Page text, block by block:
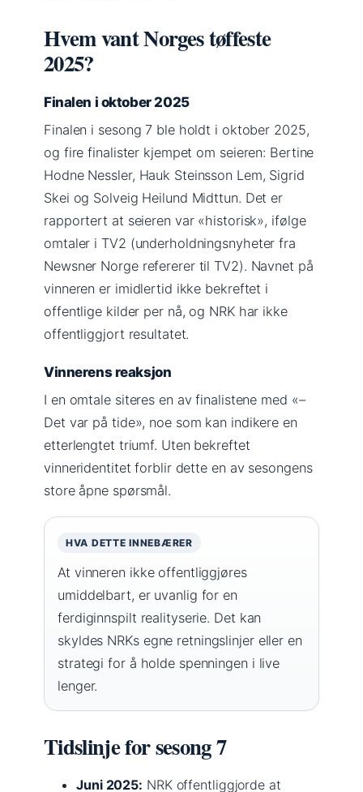
Hvem vant Norges tøffeste
2025?
Finalen i oktober 2025
Finalen i sesong 7 ble holdt i oktober 2025,
og fire finalister kjempet om seieren: Bertine
Hodne Nessler, Hauk Steinsson Lem, Sigrid
Skei og Solveig Heilund Midttun. Det er
rapportert at seieren var «historisk», ifølge
omtaler i TV2 (underholdningsnyheter fra
Newsner Norge refererer til TV2). Navnet på
vinneren er imidlertid ikke bekreftet i
offentlige kilder per nå, og NRK har ikke
offentliggjort resultatet.
Vinnerens reaksjon
I en omtale siteres en av finalistene med «–
Det var på tide», noe som kan indikere en
etterlengtet triumf. Uten bekreftet
vinneridentitet forblir dette en av sesongens
store åpne spørsmål.
HVA DETTE INNEBÆRER
At vinneren ikke offentliggjøres
umiddelbart, er uvanlig for en
ferdiginnspilt realityserie. Det kan
skyldes NRKs egne retningslinjer eller en
strategi for å holde spenningen i live
lenger.
Tidslinje for sesong 7
Juni 2025: NRK offentliggjorde at